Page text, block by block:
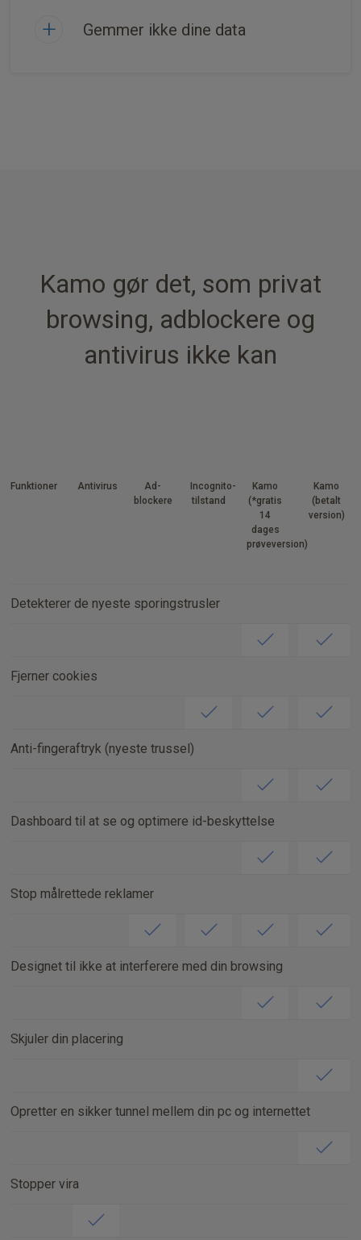
Gemmer ikke dine data
Kamo gør det, som privat
browsing, adblockere og
antivirus ikke kan
Funktioner Antivirus
Ad-
blockere
Incognito-
tilstand
Kamo
(*gratis
14
dages
prøveversion)
Kamo
(betalt
version)
Detekterer de nyeste sporingstrusler
Fjerner cookies
Anti-fingeraftryk (nyeste trussel)
Dashboard til at se og optimere id-beskyttelse
Stop målrettede reklamer
Designet til ikke at interferere med din browsing
Skjuler din placering
Opretter en sikker tunnel mellem din pc og internettet
Stopper vira